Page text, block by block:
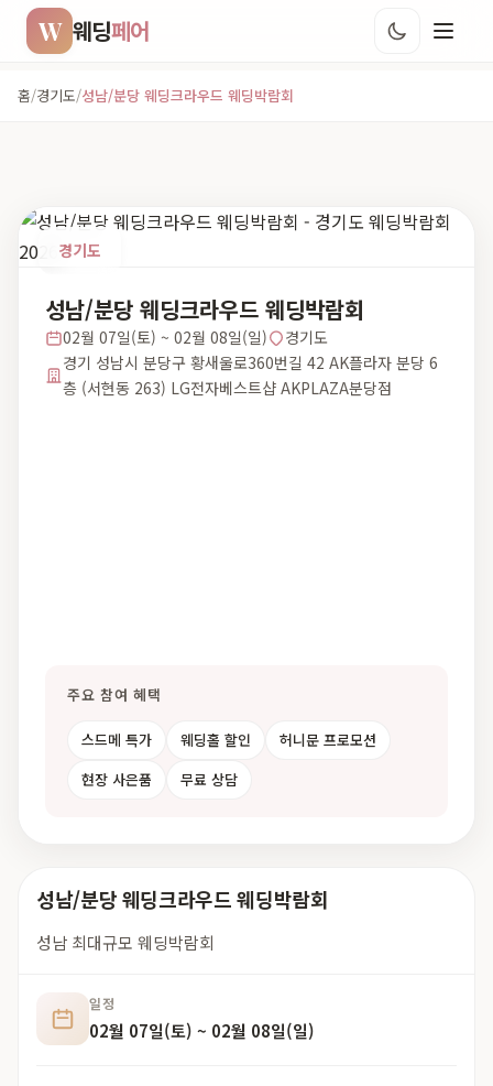
W 웨딩페어
홈/경기도/성남/분당 웨딩크라우드 웨딩박람회
경기도
성남/분당 웨딩크라우드 웨딩박람회
02월 07일(토) ~ 02월 08일(일)
경기도
경기 성남시 분당구 황새울로360번길 42 AK플라자 분당 6
층 (서현동 263) LG전자베스트샵 AKPLAZA분당점
주요 참여 혜택
스드메 특가 웨딩홀 할인
허니문 프로모션
현장 사은품
무료 상담
성남/분당 웨딩크라우드 웨딩박람회
성남 최대규모 웨딩박람회
일정
02월 07일(토) ~ 02월 08일(일)